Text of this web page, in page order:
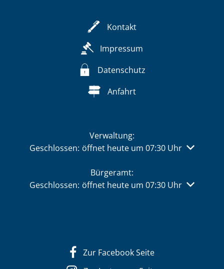
Kontakt
Impressum
Datenschutz
Anfahrt
Verwaltung:
Klicken, um weitere Öffnungs- oder Schließzeiten
Geschlossen: öffnet heute um 07:30 Uhr
Bürgeramt:
Klicken, um weitere Öffnungs- oder Schließzeiten
Geschlossen: öffnet heute um 07:30 Uhr
Zur Facebook Seite